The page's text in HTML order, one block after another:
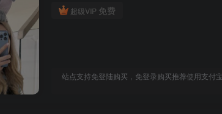
超级VIP 免费
站点支持免登陆购买，免登录购买推荐使用支付